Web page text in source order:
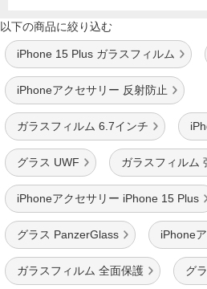
以下の商品に絞り込む
iPhone 15 Plus ガラスフィルム
iPhoneアクセサリー 反射防止
ガラスフィルム 6.7インチ
グラス UWF ガラスフィルム
iPhoneアクセサリー iPhone 15 Plus
グラス PanzerGlass iPhone
ガラスフィルム 全面保護 グ